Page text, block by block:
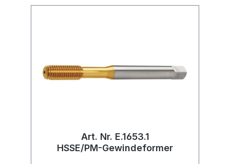
Art. Nr. E.1653.1
HSSE/PM-Gewindeformer